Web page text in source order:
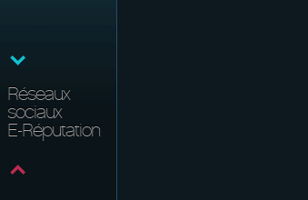
Réseaux
sociaux
E-Réputation